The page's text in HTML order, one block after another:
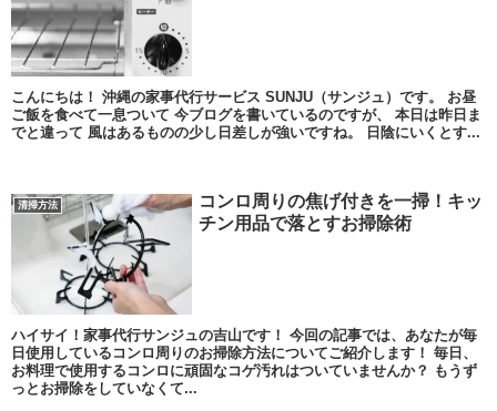
こんにちは！ 沖縄の家事代行サービス SUNJU（サンジュ）です。 お昼
ご飯を食べて一息ついて 今ブログを書いているのですが、 本日は昨日ま
でと違って 風はあるものの少し日差しが強いですね。 日陰にいくとす...
清掃方法
コンロ周りの焦げ付きを一掃！キッ
チン用品で落とすお掃除術
ハイサイ！家事代行サンジュの吉山です！ 今回の記事では、あなたが毎
日使用しているコンロ周りのお掃除方法についてご紹介します！ 毎日、
お料理で使用するコンロに頑固なコゲ汚れはついていませんか？ もうず
っとお掃除をしていなくて...